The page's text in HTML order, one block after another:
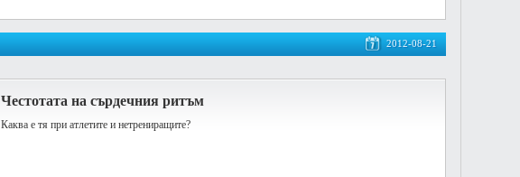
2012-08-21
Честотата на сърдечния ритъм
Каква е тя при атлетите и нетрениращите?